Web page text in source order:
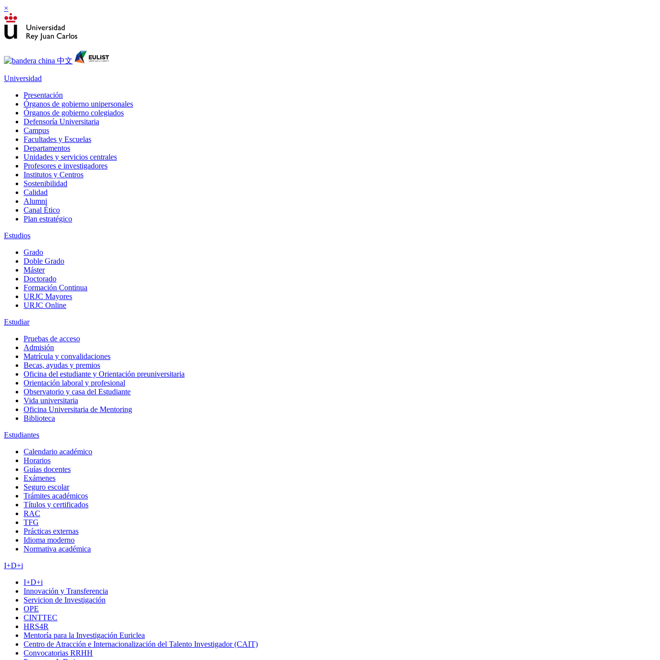
×
Universidad
Presentación
Órganos de gobierno unipersonales
Órganos de gobierno colegiados
Defensoría Universitaria
Campus
Facultades y Escuelas
Departamentos
Unidades y servicios centrales
Profesores e investigadores
Institutos y Centros
Sostenibilidad
Calidad
Alumni
Canal Ético
Plan estratégico
Estudios
Grado
Doble Grado
Máster
Doctorado
Formación Continua
URJC Mayores
URJC Online
Estudiar
Pruebas de acceso
Admisión
Matrícula y convalidaciones
Becas, ayudas y premios
Oficina del estudiante y Orientación preuniversitaria
Orientación laboral y profesional
Observatorio y casa del Estudiante
Vida universitaria
Oficina Universitaria de Mentoring
Biblioteca
Estudiantes
Calendario académico
Horarios
Guías docentes
Exámenes
Seguro escolar
Trámites académicos
Títulos y certificados
RAC
TFG
Prácticas externas
Idioma moderno
Normativa académica
I+D+i
I+D+i
Innovación y Transferencia
Servicion de Investigación
OPE
CINTTEC
HRS4R
Mentoría para la Investigación Euriclea
Centro de Atracción e Internacionalización del Talento Investigador (CAIT)
Convocatorias RRHH